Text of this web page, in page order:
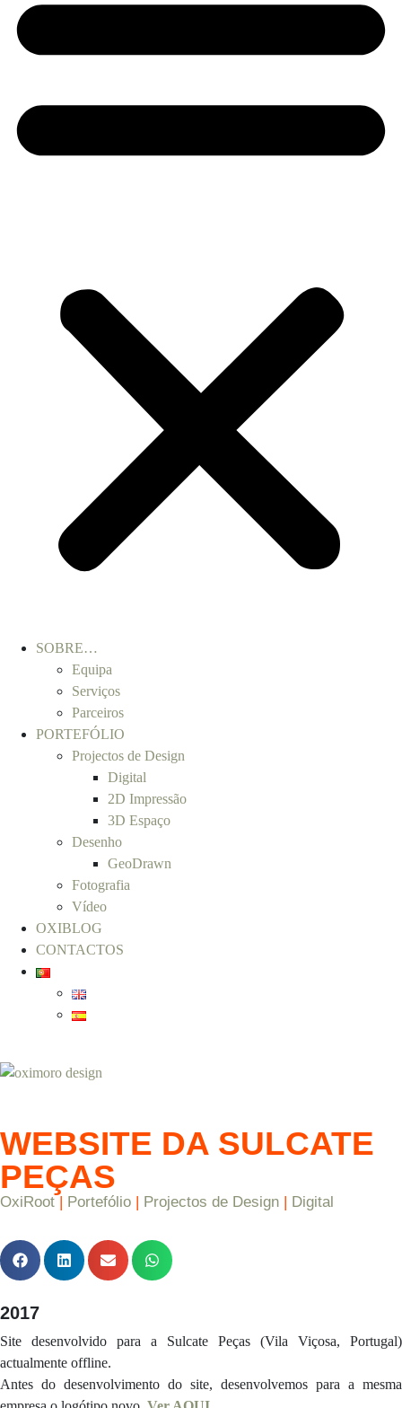
SOBRE…
Equipa
Serviços
Parceiros
PORTEFÓLIO
Projectos de Design
Digital
2D Impressão
3D Espaço
Desenho
GeoDrawn
Fotografia
Vídeo
OXIBLOG
CONTACTOS
WEBSITE DA SULCATE
PEÇAS
OxiRoot Portefólio Projectos de Design Digital
2017
Site desenvolvido para a Sulcate Peças (Vila Viçosa, Portugal)
actualmente offline.
Antes do desenvolvimento do site, desenvolvemos para a mesma